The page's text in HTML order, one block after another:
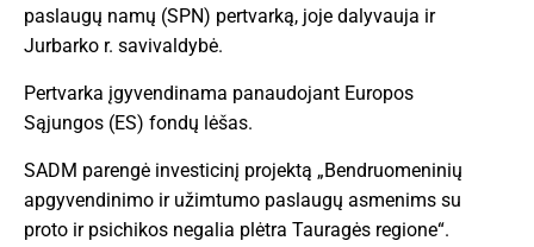
paslaugų namų (SPN) pertvarką, joje dalyvauja ir
Jurbarko r. savivaldybė.
Pertvarka įgyvendinama panaudojant Europos
Sąjungos (ES) fondų lėšas.
SADM parengė investicinį projektą „Bendruomeninių
apgyvendinimo ir užimtumo paslaugų asmenims su
proto ir psichikos negalia plėtra Tauragės regione“.